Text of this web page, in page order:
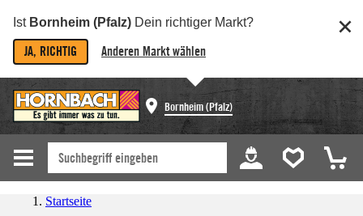
Ist Bornheim (Pfalz) Dein richtiger Markt?
JA, RICHTIG Anderen Markt wählen
Bornheim (Pfalz)
Startseite